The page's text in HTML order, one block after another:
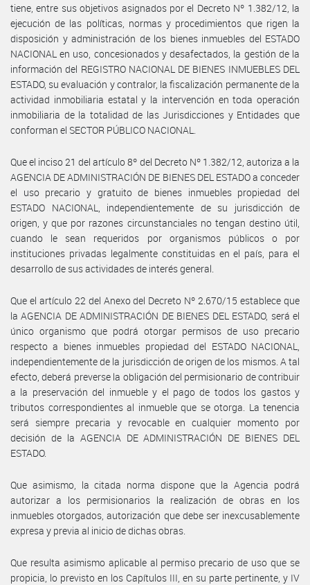
tiene, entre sus objetivos asignados por el Decreto Nº 1.382/12, la
ejecución de las políticas, normas y procedimientos que rigen la
disposición y administración de los bienes inmuebles del ESTADO
NACIONAL en uso, concesionados y desafectados, la gestión de la
información del REGISTRO NACIONAL DE BIENES INMUEBLES DEL
ESTADO, su evaluación y contralor, la fiscalización permanente de la
actividad inmobiliaria estatal y la intervención en toda operación
inmobiliaria de la totalidad de las Jurisdicciones y Entidades que
conforman el SECTOR PÚBLICO NACIONAL.
Que el inciso 21 del artículo 8º del Decreto Nº 1.382/12, autoriza a la
AGENCIA DE ADMINISTRACIÓN DE BIENES DEL ESTADO a conceder
el uso precario y gratuito de bienes inmuebles propiedad del
ESTADO NACIONAL, independientemente de su jurisdicción de
origen, y que por razones circunstanciales no tengan destino útil,
cuando le sean requeridos por organismos públicos o por
instituciones privadas legalmente constituidas en el país, para el
desarrollo de sus actividades de interés general.
Que el artículo 22 del Anexo del Decreto Nº 2.670/15 establece que
la AGENCIA DE ADMINISTRACIÓN DE BIENES DEL ESTADO, será el
único organismo que podrá otorgar permisos de uso precario
respecto a bienes inmuebles propiedad del ESTADO NACIONAL,
independientemente de la jurisdicción de origen de los mismos. A tal
efecto, deberá preverse la obligación del permisionario de contribuir
a la preservación del inmueble y el pago de todos los gastos y
tributos correspondientes al inmueble que se otorga. La tenencia
será siempre precaria y revocable en cualquier momento por
decisión de la AGENCIA DE ADMINISTRACIÓN DE BIENES DEL
ESTADO.
Que asimismo, la citada norma dispone que la Agencia podrá
autorizar a los permisionarios la realización de obras en los
inmuebles otorgados, autorización que debe ser inexcusablemente
expresa y previa al inicio de dichas obras.
Que resulta asimismo aplicable al permiso precario de uso que se
propicia, lo previsto en los Capítulos III, en su parte pertinente, y IV